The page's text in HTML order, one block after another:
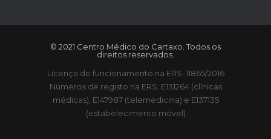
© 2021 Centro Médico do Cartaxo. Todos os
direitos reservados.
Licença de funcionamento na ERS: 11865/2016
Números de registo na ERS: E131264 (clínicas
médicas), E147987 (telemedicina) e E137135
(estabelecimento móvel)